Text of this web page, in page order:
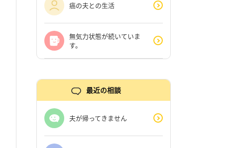
癌の夫との生活
無気力状態が続いていま
す。
最近の相談
夫が帰ってきません